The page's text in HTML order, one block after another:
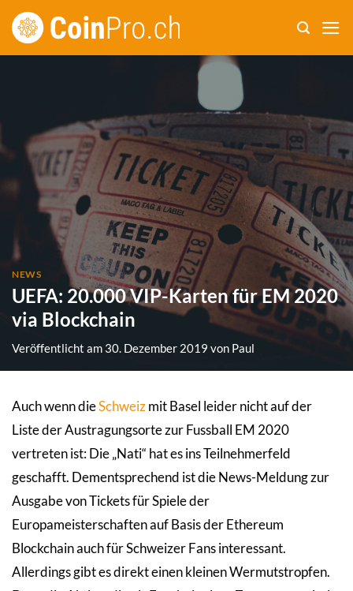
Zum
Inhalt
NEWS
UEFA: 20.000 VIP-Karten für EM 2020
via Blockchain
Veröffentlicht am 30. Dezember 2019 von Paul
Auch wenn dieSchweizmit Basel leider nicht auf der
Liste der Austragungsorte zur Fussball EM 2020
vertreten ist: Die „Nati“ hat es ins Teilnehmerfeld
geschafft. Dementsprechend ist die News-Meldung zur
Ausgabe von Tickets für Spiele der
Europameisterschaften auf Basis der Ethereum
Blockchain auch für Schweizer Fans interessant.
Allerdings gibt es direkt einen kleinen Wermutstropfen.